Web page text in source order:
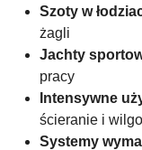
Szoty w
żagli
Jachty
pracy
Intensywne
ścieranie i
Systemy